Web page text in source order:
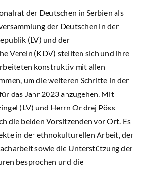
der Deutschen in Serbien als
der Deutschen in der
(LV) und der
Verein (KDV) stellten sich und ihre
konstruktiv mit allen
um die weiteren Schritte in der
das Jahr 2023 anzugehen. Mit
(LV) und Herrn Ondrej Pöss
die beiden Vorsitzenden vor Ort. Es
in der ethnokulturellen Arbeit, der
sowie die Unterstützung der
besprochen und die